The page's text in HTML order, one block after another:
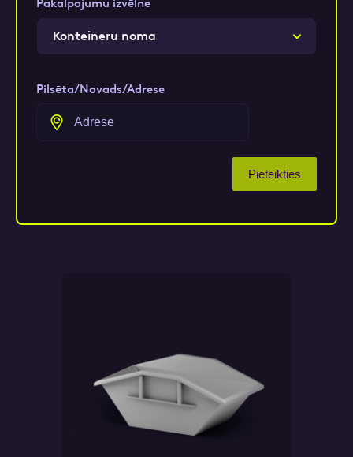
Pakalpojumu izvēlne
Konteineru noma
Pilsēta/Novads/Adrese
Pieteikties